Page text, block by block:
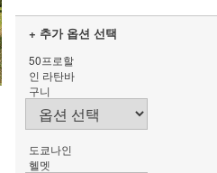
+ 추가 옵션 선택
50프로할
인 라탄바
구니
도쿄나인
헬멧